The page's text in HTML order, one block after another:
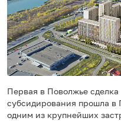
Первая в Поволжье
субсидирования прошла в
одним из крупнейших